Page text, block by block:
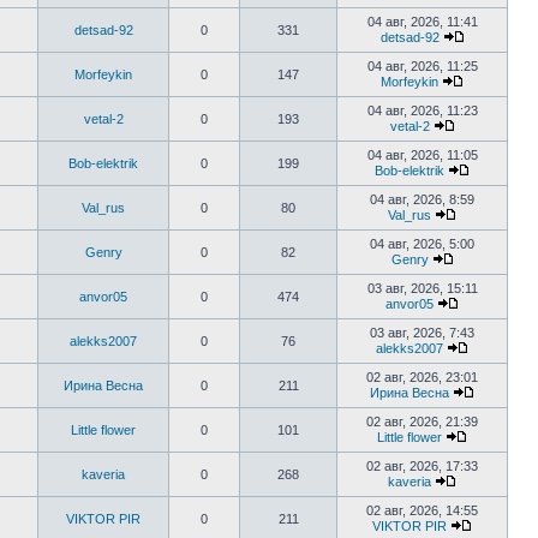
Перейти
к
detsad-92 0 331
04 авг, 2026, 11:41
detsad-92
Перейти
к
Morfeykin 0 147
04 авг, 2026, 11:25
Morfeykin
Перейти
к
vetal-2 0 193
04 авг, 2026, 11:23
vetal-2
Перейти
к
последнему
Bob-elektrik 0 199
04 авг, 2026, 11:05
Bob-elektrik
Перейти
к
Val_rus 0 80
04 авг, 2026, 8:59
Val_rus
Перейти
к
Genry 0 82
04 авг, 2026, 5:00
Genry
Перейти
к
последнему
anvor05 0 474
03 авг, 2026, 15:11
anvor05
Перейти
к
последнему
alekks2007 0 76
03 авг, 2026, 7:43
alekks2007
Перейти
к
Ирина Весна 0 211
02 авг, 2026, 23:01
Ирина Весна
Перейти
к
Little flower 0 101
02 авг, 2026, 21:39
Little flower
Перейти
к
kaveria 0 268
02 авг, 2026, 17:33
kaveria
Перейти
к
последнему
VIKTOR PIR 0 211
02 авг, 2026, 14:55
VIKTOR PIR